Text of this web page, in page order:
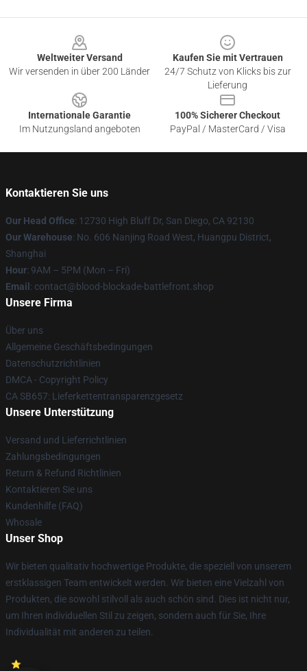
Weltweiter Versand
Wir versenden in über 200 Länder
Kaufen Sie mit Vertrauen
24/7 Schutz von Klicks bis zur
Lieferung
Internationale Garantie
Im Nutzungsland angeboten
100% Sicherer Checkout
PayPal / MasterCard / Visa
Kontaktieren Sie uns
Our Head Office: 12730 High Bluff Dr, San Diego, CA 92130
Our Warehouse: No. 606 Nanjing Road West, Huangpu District,
Shanghai
Hour: 9AM – 5PM (Mon – Fri)
Email : contact@blood-blockade-battlefront.shop
Unsere Firma
Über uns
Allgemeine Geschäftsbedingungen
Datenschutzrichtlinien
DMCA - Copyright Policy
CA SB657: Lieferkettentransparenzgesetz
Unsere Unterstützung
Versand und Lieferrichtlinien
Zahlungsbedingungen
Return & Refund Richtlinien
Kontaktieren Sie uns
Kundenhilfe (FAQ)
Whosale
Unser Shop
Wir bieten qualitativ hochwertige Produkte, die speziell von unserem
erstklassigen Team entwickelt werden. Wir bieten eine Vielzahl von
Produkten, die sowohl stilvoll als auch schön sind. Dies ist nicht nur,
um Ihren individuellen Stil zu zeigen, sondern auch für Sie, Ihre
Individualität mit anderen zu teilen.